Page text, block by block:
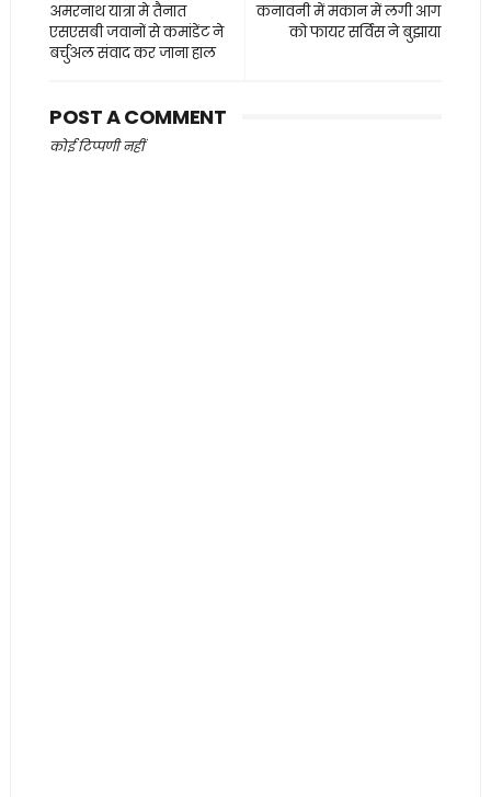
कनावनी में मकान में लगी आग
को फायर सर्विस ने बुझाया
अमरनाथ यात्रा मे तैनात
एसएसबी जवानों से कमांडेंट ने
बर्चुअल संवाद कर जाना हाल
POST A COMMENT
कोई टिप्पणी नहीं